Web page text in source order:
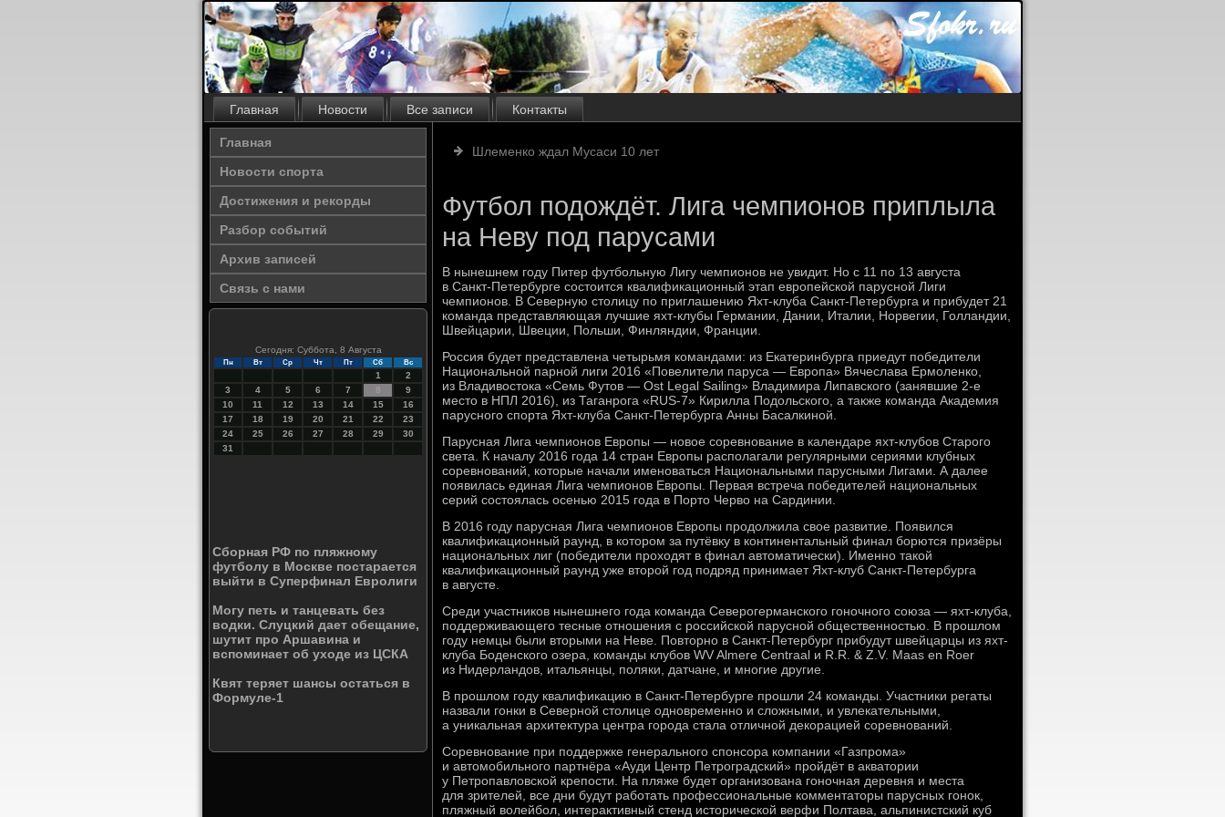
Главная Новости Все записи Контакты
Главная
Новости спорта
Достижения и рекорды
Разбор событий
Архив записей
Связь с нами
Сегодня: Суббота, 8 Августа
Пн Вт Ср Чт Пт Сб Вс
1
2
3
4 5 6 7 8
9
10
11 12 13 14 15
16
17
18 19 20 21 22
23
24
25 26 27 28 29
30
31
Сборная РФ по пляжному
футболу в Москве постарается
выйти в Суперфинал Евролиги
Могу петь и танцевать без
водки. Слуцкий дает обещание,
шутит про Аршавина и
вспоминает об уходе из ЦСКА
Квят теряет шансы остаться в
Формуле-1
Шлеменко ждал Мусаси 10 лет
Футбол подождёт. Лига чемпионов приплыла
на Неву под парусами
В нынешнем году Питер футбольную Лигу чемпионов не увидит. Но с 11 по 13 августа
в Санкт-Петербурге состоится квалификационный этап европейской парусной Лиги
чемпионов. В Северную столицу по приглашению Яхт-клуба Санкт-Петербурга и прибудет 21
команда представляющая лучшие яхт-клубы Германии, Дании, Италии, Норвегии, Голландии,
Швейцарии, Швеции, Польши, Финляндии, Франции.
Россия будет представлена четырьмя командами: из Екатеринбурга приедут победители
Национальной парной лиги 2016 «Повелители паруса — Европа» Вячеслава Ермоленко,
из Владивостока «Семь Футов — Ost Legal Sailing» Владимира Липавского (занявшие 2-е
место в НПЛ 2016), из Таганрога «RUS-7» Кирилла Подольского, а также команда Академия
парусного спорта Яхт-клуба Санкт-Петербурга Анны Басалкиной.
Парусная Лига чемпионов Европы — новое соревнование в календаре яхт-клубов Старого
света. К началу 2016 года 14 стран Европы располагали регулярными сериями клубных
соревнований, которые начали именоваться Национальными парусными Лигами. А далее
появилась единая Лига чемпионов Европы. Первая встреча победителей национальных
серий состоялась осенью 2015 года в Порто Черво на Сардинии.
В 2016 году парусная Лига чемпионов Европы продолжила свое развитие. Появился
квалификационный раунд, в котором за путёвку в континентальный финал борются призёры
национальных лиг (победители проходят в финал автоматически). Именно такой
квалификационный раунд уже второй год подряд принимает Яхт-клуб Санкт-Петербурга
в августе.
Среди участников нынешнего года команда Северогерманского гоночного союза — яхт-клуба,
поддерживающего тесные отношения с российской парусной общественностью. В прошлом
году немцы были вторыми на Неве. Повторно в Санкт-Петербург прибудут швейцарцы из яхт-
клуба Боденского озера, команды клубов WV Almere Centraal и R.R. & Z.V. Maas en Roer
из Нидерландов, итальянцы, поляки, датчане, и многие другие.
В прошлом году квалификацию в Санкт-Петербурге прошли 24 команды. Участники регаты
назвали гонки в Северной столице одновременно и сложными, и увлекательными,
а уникальная архитектура центра города стала отличной декорацией соревнований.
Соревнование при поддержке генерального спонсора компании «Газпрома»
и автомобильного партнёра «Ауди Центр Петроградский» пройдёт в акватории
у Петропавловской крепости. На пляже будет организована гоночная деревня и места
для зрителей, все дни будут работать профессиональные комментаторы парусных гонок,
пляжный волейбол, интерактивный стенд исторической верфи Полтава, альпинистский куб